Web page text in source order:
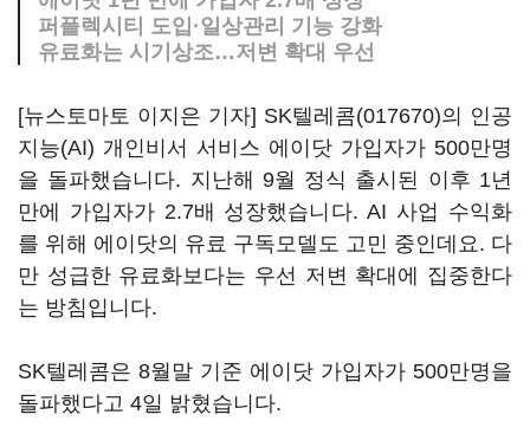
퍼플렉시티 도입·일상관리 기능 강화
유료화는 시기상조…저변 확대 우선
[뉴스토마토 이지은 기자] SK텔레콤(017670)의 인공
지능(AI) 개인비서 서비스 에이닷 가입자가 500만명
을 돌파했습니다. 지난해 9월 정식 출시된 이후 1년
만에 가입자가 2.7배 성장했습니다. AI 사업 수익화
를 위해 에이닷의 유료 구독모델도 고민 중인데요. 다
만 성급한 유료화보다는 우선 저변 확대에 집중한다
는 방침입니다.
SK텔레콤은 8월말 기준 에이닷 가입자가 500만명을
돌파했다고 4일 밝혔습니다.